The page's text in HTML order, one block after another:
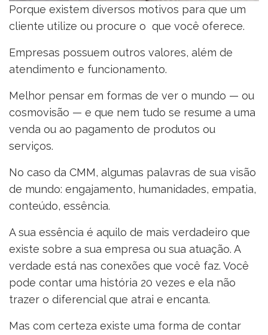
Porque existem diversos motivos para que um
cliente utilize ou procure o que você oferece.
Empresas possuem outros valores, além de
atendimento e funcionamento.
Melhor pensar em formas de ver o mundo — ou
cosmovisão — e que nem tudo se resume a uma
venda ou ao pagamento de produtos ou
serviços.
No caso da CMM, algumas palavras de sua visão
de mundo: engajamento, humanidades, empatia,
conteúdo, essência.
A sua essência é aquilo de mais verdadeiro que
existe sobre a sua empresa ou sua atuação. A
verdade está nas conexões que você faz. Você
pode contar uma história 20 vezes e ela não
trazer o diferencial que atrai e encanta.
Mas com certeza existe uma forma de contar